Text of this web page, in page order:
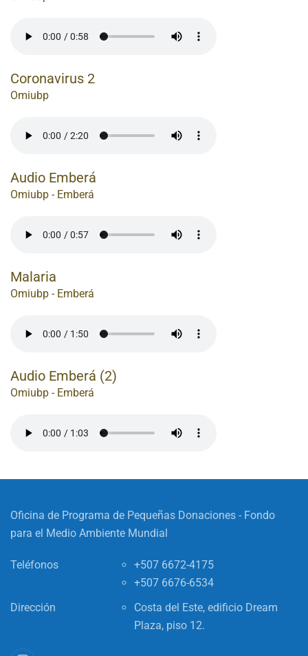
Coronavirus 2
Omiubp
Audio Emberá
Omiubp - Emberá
Malaria
Omiubp - Emberá
Audio Emberá (2)
Omiubp - Emberá
Oficina de Programa de Pequeñas Donaciones - Fondo
para el Medio Ambiente Mundial
Teléfonos
+507 6672-4175
+507 6676-6534
Dirección
Costa del Este, edificio Dream
Plaza, piso 12.